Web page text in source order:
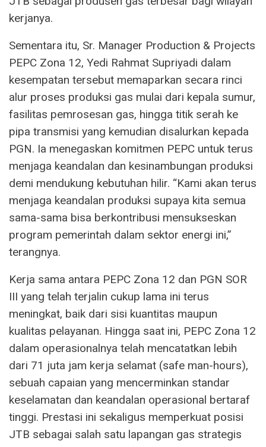
kerjanya.
Sementara itu, Sr. Manager Production & Projects
PEPC Zona 12, Yedi Rahmat Supriyadi dalam
kesempatan tersebut memaparkan secara rinci
alur proses produksi gas mulai dari kepala sumur,
fasilitas pemrosesan gas, hingga titik serah ke
pipa transmisi yang kemudian disalurkan kepada
PGN. Ia menegaskan komitmen PEPC untuk terus
menjaga keandalan dan kesinambungan produksi
demi mendukung kebutuhan hilir. “Kami akan terus
menjaga keandalan produksi supaya kita semua
sama-sama bisa berkontribusi mensukseskan
program pemerintah dalam sektor energi ini,”
terangnya.
Kerja sama antara PEPC Zona 12 dan PGN SOR
III yang telah terjalin cukup lama ini terus
meningkat, baik dari sisi kuantitas maupun
kualitas pelayanan. Hingga saat ini, PEPC Zona 12
dalam operasionalnya telah mencatatkan lebih
dari 71 juta jam kerja selamat (safe man-hours),
sebuah capaian yang mencerminkan standar
keselamatan dan keandalan operasional bertaraf
tinggi. Prestasi ini sekaligus memperkuat posisi
JTB sebagai salah satu lapangan gas strategis